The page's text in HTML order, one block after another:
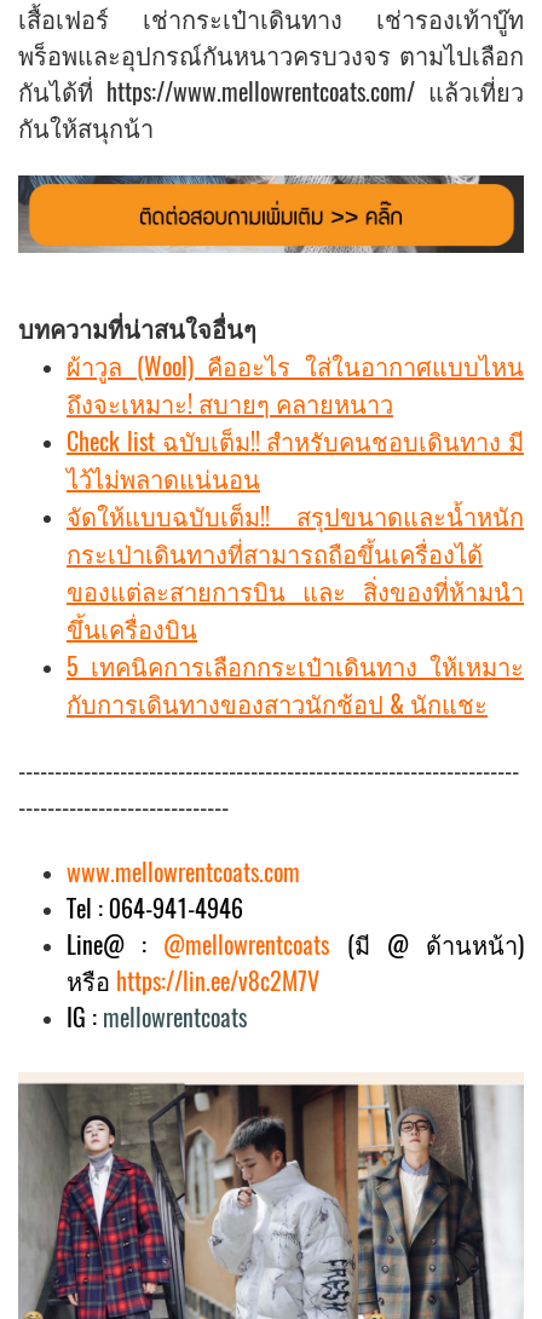
เสื้อเฟอร์ เช่ากระเป๋าเดินทาง เช่ารองเท้าบู๊ท
พร็อพและอุปกรณ์กันหนาวครบวงจร ตามไปเลือก
กันได้ที่ https://www.mellowrentcoats.com/ แล้วเที่ยว
กันให้สนุกน้า
บทความที่น่าสนใจอื่นๆ
ผ้าวูล (Wool) คืออะไร ใส่ในอากาศแบบไหน
ถึงจะเหมาะ! สบายๆ คลายหนาว
Check list ฉบับเต็ม!! สำหรับคนชอบเดินทาง มี
ไว้ไม่พลาดแน่นอน
จัดให้แบบฉบับเต็ม!! สรุปขนาดและน้ำหนัก
กระเป่าเดินทางที่สามารถถือขึ้นเครื่องได้
ของแต่ละสายการบิน และ สิ่งของที่ห้ามนำ
ขึ้นเครื่องบิน
5 เทคนิคการเลือกกระเป๋าเดินทาง ให้เหมาะ
กับการเดินทางของสาวนักช้อป & นักแชะ
---------------------------------------------------------------------
-----------------------------
www.mellowrentcoats.com
Tel : 064-941-4946
Line@ : @mellowrentcoats (มี @ ด้านหน้า)
หรือ https://lin.ee/v8c2M7V
IG : mellowrentcoats